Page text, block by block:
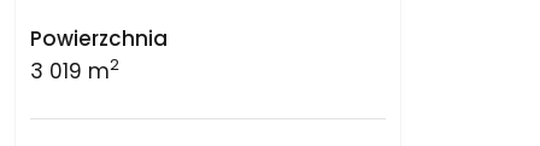
Powierzchnia
3 019 m2